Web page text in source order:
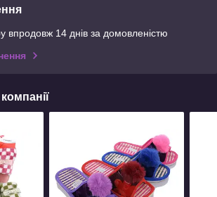
впродовж 14 днів за домовленістю